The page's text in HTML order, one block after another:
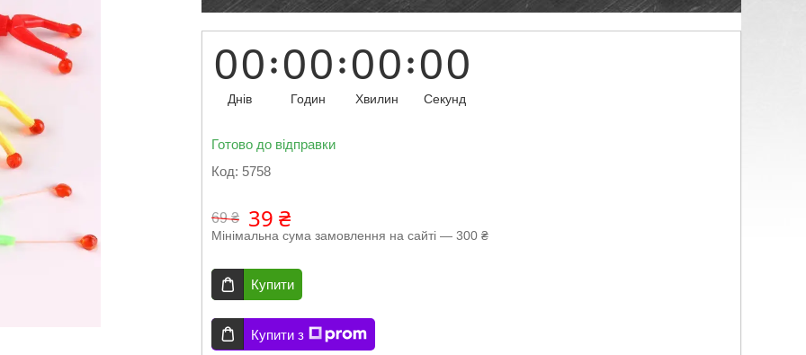
00
Днів
00
Годин
00
Хвилин
00
Секунд
Готово до відправки
Код: 5758
69 ₴ 39 ₴
Мінімальна сума замовлення на сайті — 300 ₴
Купити
Купити з